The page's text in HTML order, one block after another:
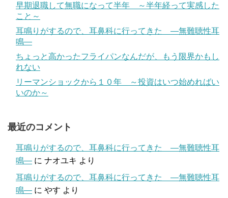
早期退職して無職になって半年 ～半年経って実感した
こと～
耳鳴りがするので、耳鼻科に行ってきた ―無難聴性耳
鳴―
ちょっと高かったフライパンなんだが、もう限界かもし
れない
リーマンショックから１０年 ～投資はいつ始めればい
いのか～
最近のコメント
耳鳴りがするので、耳鼻科に行ってきた ―無難聴性耳
鳴― に ナオユキ より
耳鳴りがするので、耳鼻科に行ってきた ―無難聴性耳
鳴― に やす より